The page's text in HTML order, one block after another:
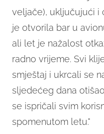
veljače), uključujući i
je otvorila bar u
ali let je nažalost
radno vrijeme. Svi
smještaj i ukrcali se
sljedećeg dana
se ispričali svim
spomenutom letu."